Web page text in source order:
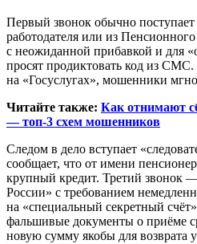
Первый звонок обычно
работодателя или из
с неожиданной прибавкой и для
просят продиктовать код из
на «Госуслугах», мошенники
Читайте также: Как отнимают
— топ-3 схем мошенников
Следом в дело вступает
сообщает, что от имени
крупный кредит. Третий звонок —
России» с требованием
на «специальный секретный
фальшивые документы о приёме
новую сумму якобы для возврата